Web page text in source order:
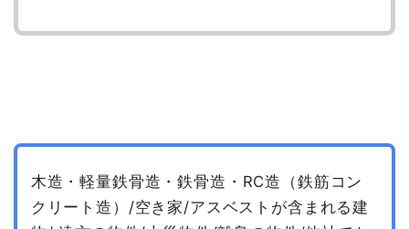
木造・軽量鉄骨造・鉄骨造・RC造（鉄筋コン
クリート造）/空き家/アスベストが含まれる建